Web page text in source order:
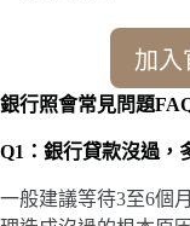
加入
銀行照會常見問題
Q1：銀行貸款沒過，
一般建議等待3至6個